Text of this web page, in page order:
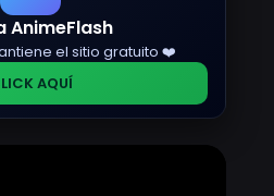
AnimeFlash
el sitio gratuito ❤️
AQUÍ